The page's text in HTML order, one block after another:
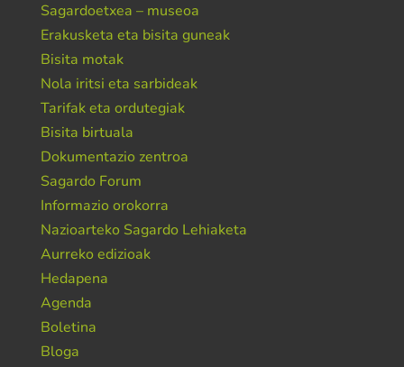
Sagardoetxea – museoa
Erakusketa eta bisita guneak
Bisita motak
Nola iritsi eta sarbideak
Tarifak eta ordutegiak
Bisita birtuala
Dokumentazio zentroa
Sagardo Forum
Informazio orokorra
Nazioarteko Sagardo Lehiaketa
Aurreko edizioak
Hedapena
Agenda
Boletina
Bloga